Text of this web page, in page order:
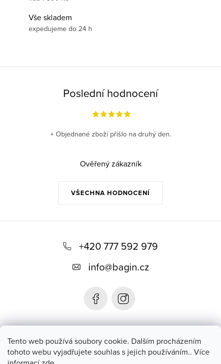
Tento web používá soubory cookie. Dalším procházením
tohoto webu vyjadřujete souhlas s jejich používáním.. Více
Vše skladem
expedujeme do 24 h
Poslední hodnocení
VŠECHNA HODNOCENÍ
+ Objednané zboží přišlo na druhý den.
Ověřený zákazník
+420 777 592 979
info@bagin.cz
Bagin.cz